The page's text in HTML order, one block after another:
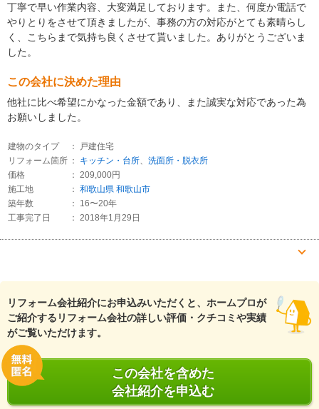
丁寧で早い作業内容、大変満足しております。また、何度か電話で
やりとりをさせて頂きましたが、事務の方の対応がとても素晴らし
く、こちらまで気持ち良くさせて貰いました。ありがとうございま
した。
この会社に決めた理由
他社に比べ希望にかなった金額であり、また誠実な対応であった為
お願いしました。
建物のタイプ
： 戸建住宅
リフォーム箇所 ： キッチン・台所、 洗面所・脱衣所
価格
： 209,000円
施工地
： 和歌山県 和歌山市
築年数
： 16〜20年
工事完了日
： 2018年1月29日
5
こちらの要望プラス担当者の方のアイデアも積極的に出していただ
き、大変信頼してリフォームが進められました。
この会社に決めた理由
第一印象がとてもよく、こちらの要望がいいやすく、アドバイスも
リフォーム会社紹介にお申込みいただくと、ホームプロが
ご紹介するリフォーム会社の詳しい評価・クチコミや実績
がご覧いただけます。
この会社を含めた
会社紹介を申込む